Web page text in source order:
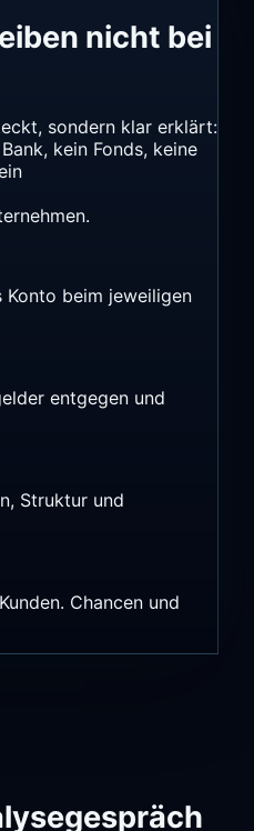
nicht bei
sondern klar erklärt:
kein Fonds, keine
Konto beim jeweiligen
entgegen und
Struktur und
Chancen und